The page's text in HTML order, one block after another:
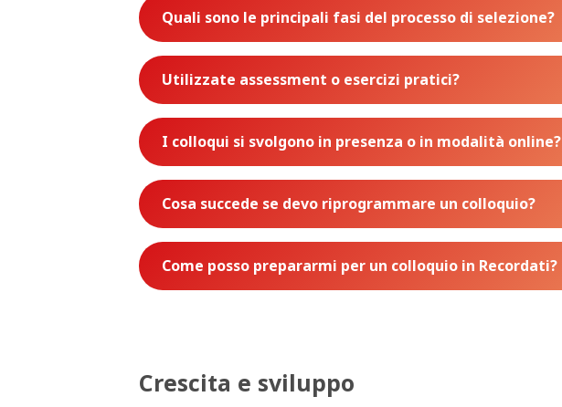
Quali sono le principali fasi del processo di selezione?
Utilizzate assessment o esercizi pratici?
I colloqui si svolgono in presenza o in modalità online?
Cosa succede se devo riprogrammare un colloquio?
Come posso prepararmi per un colloquio in Recordati?
Crescita e sviluppo